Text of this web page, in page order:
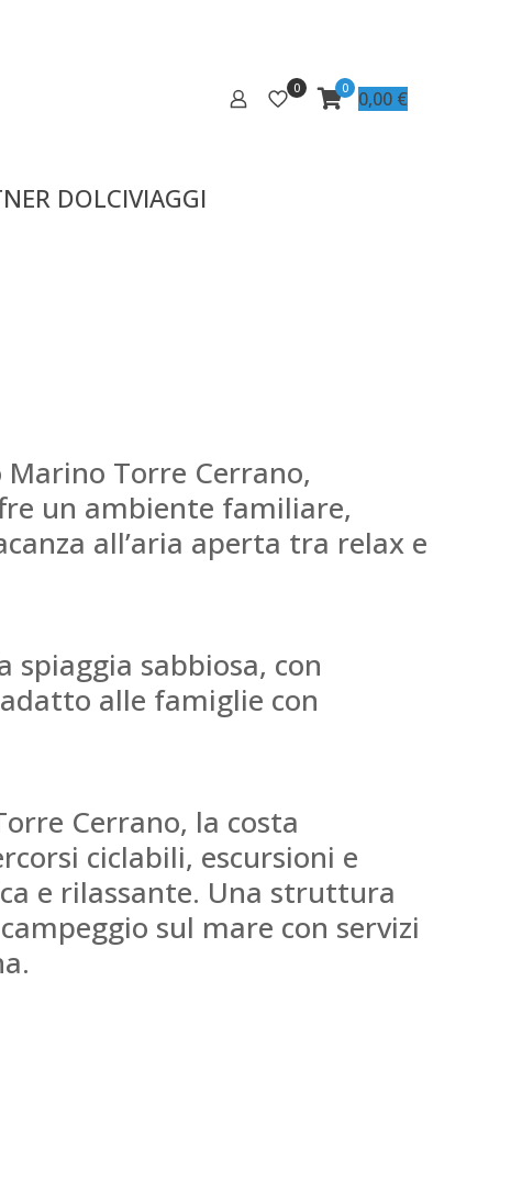
0 0 0,00 €
DOLCIVIAGGI
Torre Cerrano,
un ambiente familiare,
all’aria aperta tra relax e
spiaggia sabbiosa, con
alle famiglie con
Cerrano, la costa
ciclabili, escursioni e
e rilassante. Una struttura
sul mare con servizi